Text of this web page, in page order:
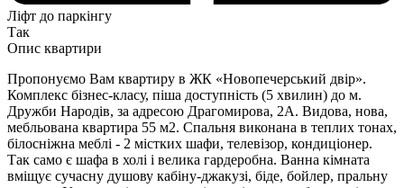
Ліфт до паркінгу
Так
Опис квартири
Пропонуємо Вам квартиру в ЖК «Новопечерський двір».
Комплекс бізнес-класу, піша доступність (5 хвилин) до м.
Дружби Народів, за адресою Драгомирова, 2А. Видова, нова,
мебльована квартира 55 м2. Спальня виконана в теплих тонах,
білосніжна меблі - 2 містких шафи, телевізор, кондиціонер.
Так само є шафа в холі і велика гардеробна. Ванна кімната
вміщує сучасну душову кабіну-джакузі, біде, бойлер, пральну